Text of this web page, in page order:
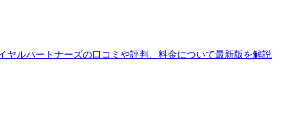
ヤルパートナーズの口コミや評判、料金について最新版を解説